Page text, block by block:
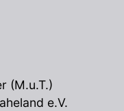
(M.u.T.)
e.V.